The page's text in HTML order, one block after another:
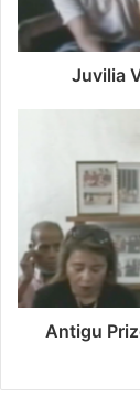
Juvilia
Antigu